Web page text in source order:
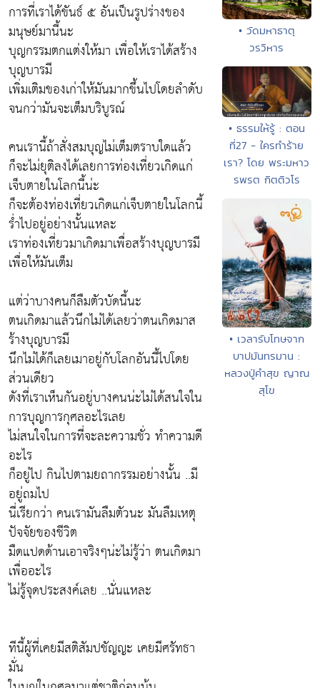
การที่เราได้ขันธ์ ๕ อันเป็นรูปร่างของ
มนุษย์มานี้นะ
บุญกรรมตกแต่งให้มา เพื่อให้เราได้สร้าง
บุญบารมี
เพิ่มเติมของเก่าให้มันมากขึ้นไปโดยลำดับ
จนกว่ามันจะเต็มบริบูรณ์
คนเรานี้ถ้าสั่งสมบุญไม่เต็มตราบใดแล้ว
ก็จะไม่ยุติลงได้เลยการท่องเที่ยวเกิดแก่
เจ็บตายในโลกนี้น่ะ
ก็จะต้องท่องเที่ยวเกิดแก่เจ็บตายในโลกนี้
ร่ำไปอยู่อย่างนั้นแหละ
เราท่องเที่ยวมาเกิดมาเพื่อสร้างบุญบารมี
เพื่อให้มันเต็ม
แต่ว่าบางคนก็ลืมตัวบัดนี้นะ
ตนเกิดมาแล้วนึกไม่ได้เลยว่าตนเกิดมาส
ร้างบุญบารมี
นึกไม่ได้ก็เลยเมาอยู่กับโลกอันนี้ไปโดย
ส่วนเดียว
ดังที่เราเห็นกันอยู่บางคนน่ะไม่ได้สนใจใน
การบุญการกุศลอะไรเลย
ไม่สนใจในการที่จะละความชั่ว ทำความดี
อะไร
ก็อยู่ไป กินไปตามยถากรรมอย่างนั้น ..มี
อยู่ถมไป
นี่เรียกว่า คนเรามันลืมตัวนะ มันลืมเหตุ
ปัจจัยของชีวิต
มืดแปดด้านเอาจริงๆน่ะไม่รู้ว่า ตนเกิดมา
เพื่ออะไร
ไม่รู้จุดประสงค์เลย ..นั่นแหละ
ทีนี้ผู้ที่เคยมีสติสัมปชัญญะ เคยมีศรัทธา
มั่น
• วัดมหาธาตุ
วรวิหาร
• ธรรมให้รู้ : ตอน
ที่27 - ใครทำร้าย
เรา? โดย พระมหาว
รพรต กิตติวโร
• เวลารับโทษจาก
บาปมันทรมาน :
หลวงปู่คำสุข ญาณ
สุโข